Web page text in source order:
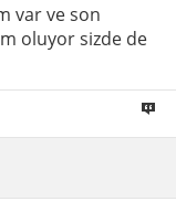
var ve son
oluyor sizde de